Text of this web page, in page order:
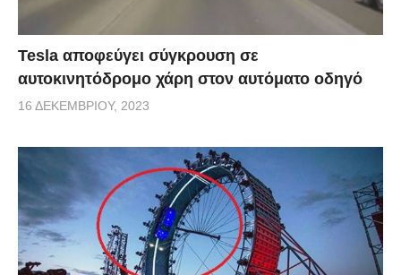
Tesla αποφεύγει σύγκρουση σε
αυτοκινητόδρομο χάρη στον αυτόματο οδηγό
16 ΔΕΚΕΜΒΡΊΟΥ, 2023